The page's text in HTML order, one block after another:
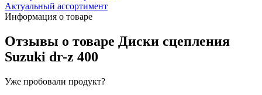
Актуальный ассортимент
Информация о товаре
Отзывы о товаре Диски сцепления
Suzuki dr-z 400
Уже пробовали продукт?